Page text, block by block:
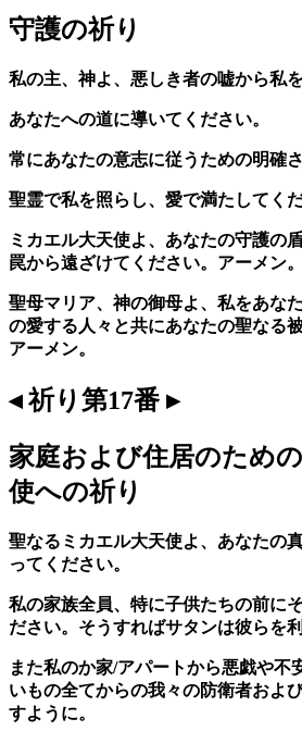
守護の祈り
私の主、神よ、悪しき者の嘘から私
あなたへの道に導いてください。
常にあなたの意志に従うための明確
聖霊で私を照らし、愛で満たしてく
ミカエル大天使よ、あなたの守護の
罠から遠ざけてください。アーメン。
聖母マリア、神の御母よ、私をあな
の愛する人々と共にあなたの聖なる
アーメン。
◂ 祈り第17番 ▸
家庭および住居のため
使への祈り
聖なるミカエル大天使よ、あなたの
ってください。
私の家族全員、特に子供たちの前に
ださい。そうすればサタンは彼らを
また私のか家/アパートから悪戯や不
いもの全てからの我々の防衛者およ
すように。